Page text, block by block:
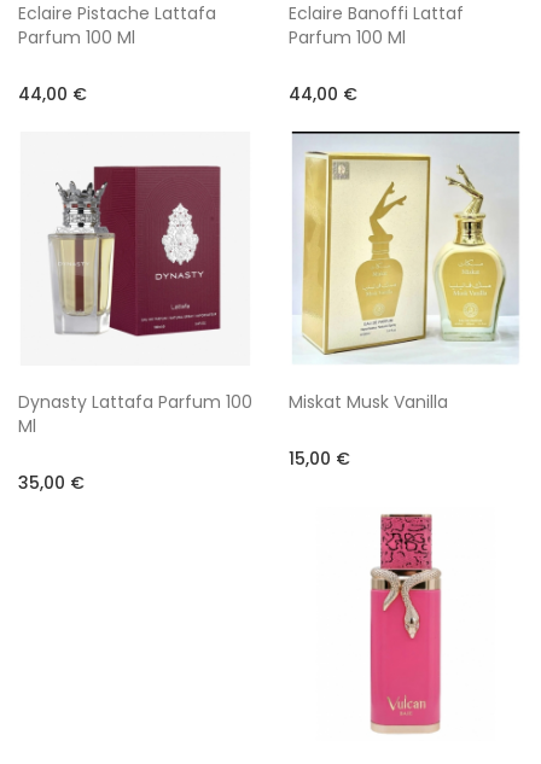
Eclaire Pistache Lattafa
Parfum 100 Ml
44,00 €
Eclaire Banoffi Lattaf
Parfum 100 Ml
44,00 €
Dynasty Lattafa Parfum 100
Ml
35,00 €
Miskat Musk Vanilla
15,00 €